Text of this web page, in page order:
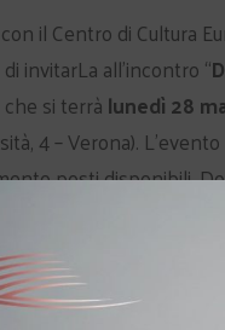
il Centro di Cultura
invitarLa all’incontro “
che si terràlunedì 28
4 – Verona).
posti disponibili.
Vive dentro lo
sguardo carico di
raggiunto a fatica e
grande e misterioso,